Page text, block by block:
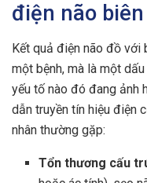
điện não
Kết quả điện não đồ
một bệnh, mà là một
yếu tố nào đó đang ảnh
dẫn truyền tín hiệu điện
nhân thường gặp:
Tổn thương cấu